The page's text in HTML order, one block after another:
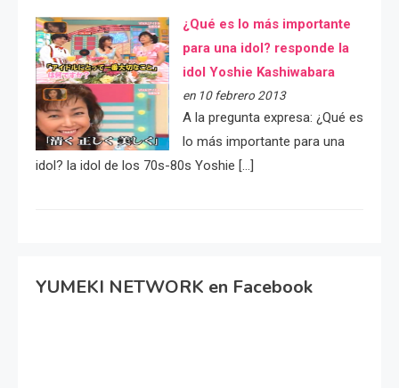
¿Qué es lo más importante
para una idol? responde la
idol Yoshie Kashiwabara
en 10 febrero 2013
A la pregunta expresa: ¿Qué es
lo más importante para una
idol? la idol de los 70s-80s Yoshie […]
YUMEKI NETWORK en Facebook